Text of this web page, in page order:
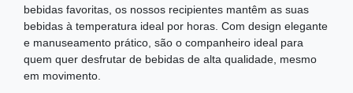
bebidas favoritas, os nossos recipientes mantêm as suas
bebidas à temperatura ideal por horas. Com design elegante
e manuseamento prático, são o companheiro ideal para
quem quer desfrutar de bebidas de alta qualidade, mesmo
em movimento.